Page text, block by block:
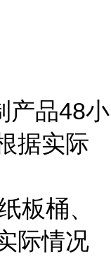
产品48小
据实际
板桶、
际情况